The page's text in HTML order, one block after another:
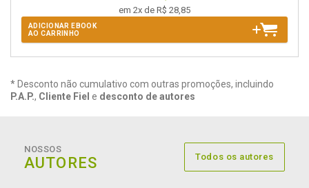
em 2x de R$ 28,85
ADICIONAR EBOOK
AO CARRINHO
* Desconto não cumulativo com outras promoções, incluindo
P.A.P., Cliente Fiel e desconto de autores
NOSSOS
AUTORES Todos os autores